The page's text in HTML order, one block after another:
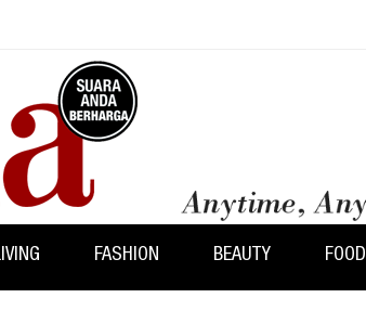
FASHION BEAUTY FOOD